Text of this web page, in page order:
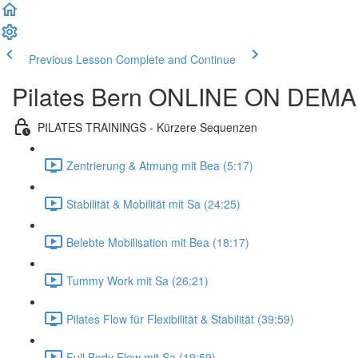
Previous Lesson Complete and Continue
Pilates Bern ONLINE ON
PILATES TRAININGS - Kürzere Sequenzen
Zentrierung & Atmung mit Bea (5:17)
Stabilität & Mobilität mit Sa (24:25)
Belebte Mobilisation mit Bea (18:17)
Tummy Work mit Sa (26:21)
Pilates Flow für Flexibilität & Stabilität (39:59)